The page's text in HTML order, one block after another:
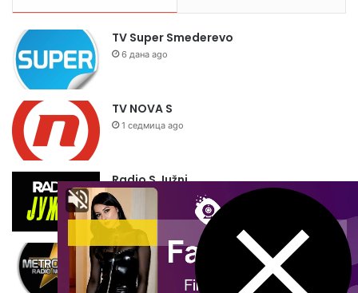
TV Super Smederevo
6 дана ago
TV NOVA S
1 седмица ago
Radio S Južni
1 седмица ago
Metropolis Radio
1 седмица ago